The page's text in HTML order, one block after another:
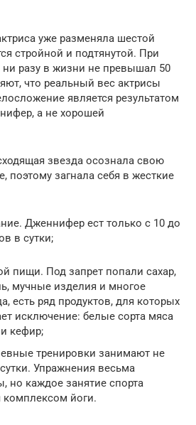
уже разменяла шестой
стройной и подтянутой. При
ни разу в жизни не превышал 50
что реальный вес актрисы
является результатом
а не хорошей
звезда осознала свою
поэтому загнала себя в жесткие
Дженнифер ест только с 10 до
в сутки;
пищи. Под запрет попали сахар,
мучные изделия и многое
есть ряд продуктов, для которых
исключение: белые сорта мяса
кефир;
тренировки занимают не
Упражнения весьма
но каждое занятие спорта
комплексом йоги.